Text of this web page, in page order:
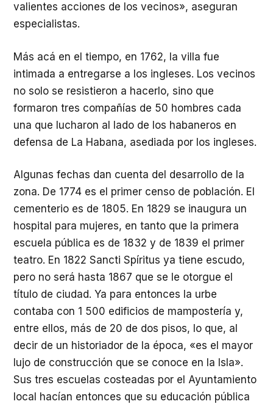
valientes acciones de los vecinos», aseguran
especialistas.
Más acá en el tiempo, en 1762, la villa fue
intimada a entregarse a los ingleses. Los vecinos
no solo se resistieron a hacerlo, sino que
formaron tres compañías de 50 hombres cada
una que lucharon al lado de los habaneros en
defensa de La Habana, asediada por los ingleses.
Algunas fechas dan cuenta del desarrollo de la
zona. De 1774 es el primer censo de población. El
cementerio es de 1805. En 1829 se inaugura un
hospital para mujeres, en tanto que la primera
escuela pública es de 1832 y de 1839 el primer
teatro. En 1822 Sancti Spíritus ya tiene escudo,
pero no será hasta 1867 que se le otorgue el
título de ciudad. Ya para entonces la urbe
contaba con 1 500 edificios de mampostería y,
entre ellos, más de 20 de dos pisos, lo que, al
decir de un historiador de la época, «es el mayor
lujo de construcción que se conoce en la Isla».
Sus tres escuelas costeadas por el Ayuntamiento
local hacían entonces que su educación pública